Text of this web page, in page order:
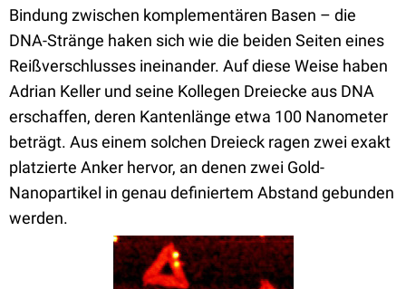
Bindung zwischen komplementären Basen – die
DNA-Stränge haken sich wie die beiden Seiten eines
Reißverschlusses ineinander. Auf diese Weise haben
Adrian Keller und seine Kollegen Dreiecke aus DNA
erschaffen, deren Kantenlänge etwa 100 Nanometer
beträgt. Aus einem solchen Dreieck ragen zwei exakt
platzierte Anker hervor, an denen zwei Gold-
Nanopartikel in genau definiertem Abstand gebunden
werden.